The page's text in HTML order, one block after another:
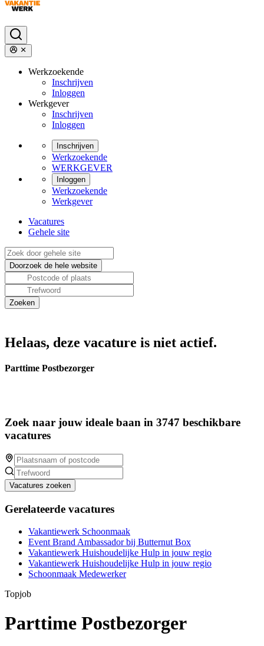
Werkzoekende
Inschrijven
Inloggen
Werkgever
Inschrijven
Inloggen
Inschrijven
Werkzoekende
WERKGEVER
Inloggen
Werkzoekende
Werkgever
Vacatures
Gehele site
Helaas, deze vacature is niet actief.
Parttime Postbezorger
Zoek naar jouw ideale baan in 3747 beschikbare
vacatures
Vacatures zoeken
Gerelateerde vacatures
Vakantiewerk Schoonmaak
Event Brand Ambassador bij Butternut Box
Vakantiewerk Huishoudelijke Hulp in jouw regio
Vakantiewerk Huishoudelijke Hulp in jouw regio
Schoonmaak Medewerker
Topjob
Parttime Postbezorger